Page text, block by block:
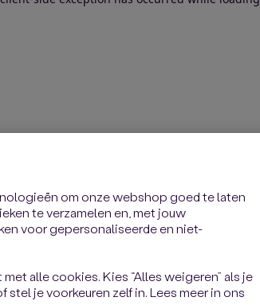
om onze webshop goed te laten
te verzamelen en, met jouw
voor gepersonaliseerde en niet-
alle cookies. Kies “Alles weigeren” als je
je voorkeuren zelf in. Lees meer in ons